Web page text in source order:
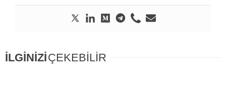
İLGİNİZİÇEKEBİLİR